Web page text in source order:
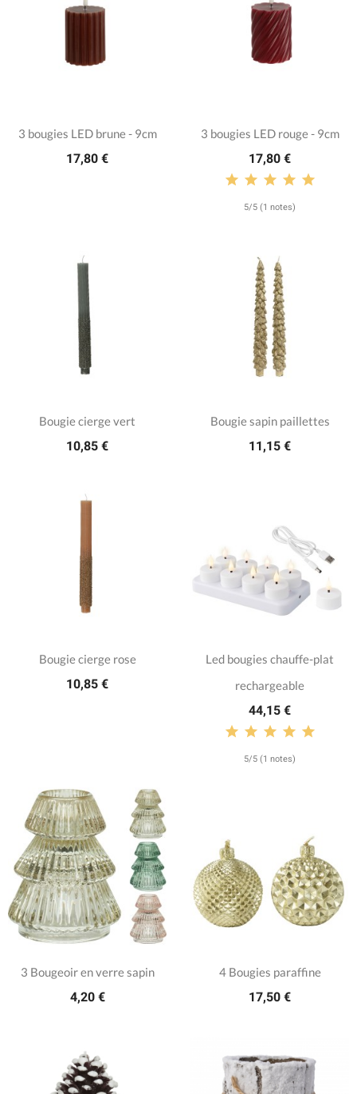
3 bougies LED brune - 9cm
17,80 €
3 bougies LED rouge - 9cm
17,80 €
5/5 (1 notes)
Bougie cierge vert
10,85 €
Bougie sapin paillettes
11,15 €
Bougie cierge rose
10,85 €
Led bougies chauffe-plat
rechargeable
44,15 €
5/5 (1 notes)
3 Bougeoir en verre sapin
4,20 €
4 Bougies paraffine
17,50 €